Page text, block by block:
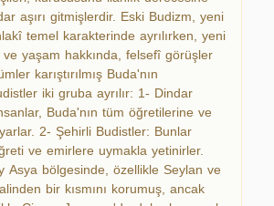
aşırı gitmişlerdir. Eski Budizm, yeni
temel karakterinde ayrılırken, yeni
yaşam hakkında, felsefî görüşler
karıştırılmış Buda'nın
iki gruba ayrılır: 1- Dindar
Buda'nın tüm öğretilerine ve
2- Şehirli Budistler: Bunlar
ve emirlere uymakla yetinirler.
Asya bölgesinde, özellikle Seylan ve
bir kısmını korumuş, ancak